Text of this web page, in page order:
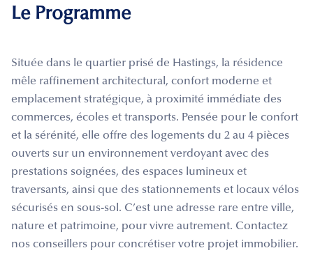
Le Programme
Située dans le quartier prisé de Hastings, la résidence
mêle raffinement architectural, confort moderne et
emplacement stratégique, à proximité immédiate des
commerces, écoles et transports. Pensée pour le confort
et la sérénité, elle offre des logements du 2 au 4 pièces
ouverts sur un environnement verdoyant avec des
prestations soignées, des espaces lumineux et
traversants, ainsi que des stationnements et locaux vélos
sécurisés en sous-sol. C’est une adresse rare entre ville,
nature et patrimoine, pour vivre autrement. Contactez
nos conseillers pour concrétiser votre projet immobilier.